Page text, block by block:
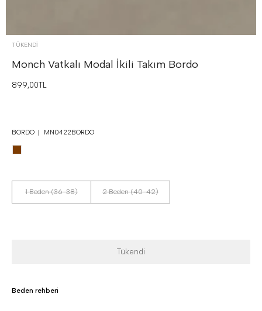
TÜKENDI
Monch Vatkalı Modal İkili Takım Bordo
899,00TL
BORDO MN0422BORDO
1 Beden (36-38) 2 Beden (40-42)
Tükendi
Beden rehberi